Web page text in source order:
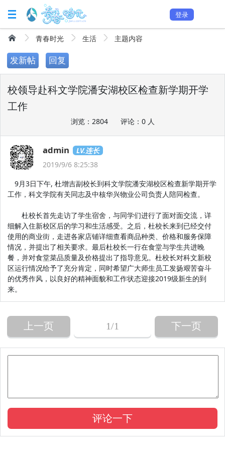
登录
青春时光 生活 主题内容
发新帖 回复
校领导赴科文学院潘安湖校区检查新学期开学
工作
浏览：2804 评论：0 人
admin
LV.连长
2019/9/6 8:25:38
9月3日下午, 杜增吉副校长到科文学院潘安湖校区检查新学期开学
工作，科文学院有关同志及中核华兴物业公司负责人陪同检查。
杜校长首先走访了学生宿舍，与同学们进行了面对面交流，详
细解入住新校区后的学习和生活感受。之后，杜校长来到已经交付
使用的商业街，走进各家店铺详细查看商品种类、价格和服务保障
情况，并提出了相关要求。最后杜校长一行在食堂与学生共进晚
餐，并对食堂菜品质量及价格提出了指导意见。杜校长对科文新校
区运行情况给予了充分肯定，同时希望广大师生员工发扬艰苦奋斗
的优秀作风，以良好的精神面貌和工作状态迎接2019级新生的到
来。
上一页 1/1 下一页